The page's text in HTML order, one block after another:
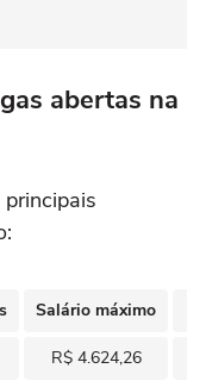
abertas na
Salário máximo
R$ 4.624,26